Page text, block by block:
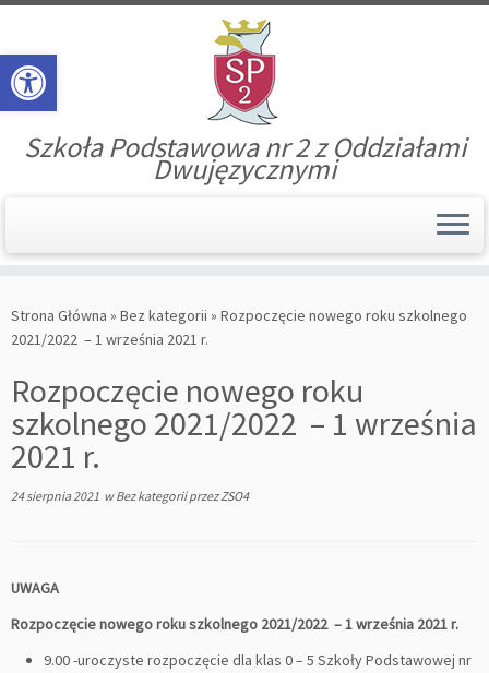
Open toolbar
to
content
Szkoła Podstawowa nr 2 z Oddziałami
Dwujęzycznymi
Strona Główna » Bez kategorii » Rozpoczęcie nowego roku szkolnego
2021/2022 – 1 września 2021 r.
Rozpoczęcie nowego roku
szkolnego 2021/2022 – 1 września
2021 r.
24 sierpnia 2021 wBez kategoriiprzezZSO4
UWAGA
Rozpoczęcie nowego roku szkolnego 2021/2022 – 1 września 2021 r.
9.00 -uroczyste rozpoczęcie dla klas 0 – 5 Szkoły Podstawowej nr